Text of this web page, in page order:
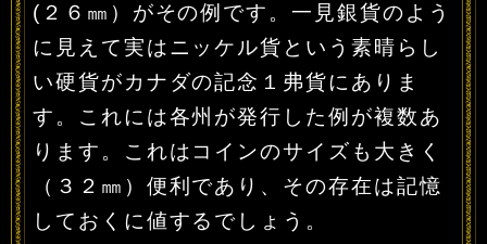
(２６㎜）がその例です。一見銀貨のよう
に見えて実はニッケル貨という素晴らし
い硬貨がカナダの記念１弗貨にありま
す。これには各州が発行した例が複数あ
ります。これはコインのサイズも大きく
（３２㎜）便利であり、その存在は記憶
しておくに値するでしょう。